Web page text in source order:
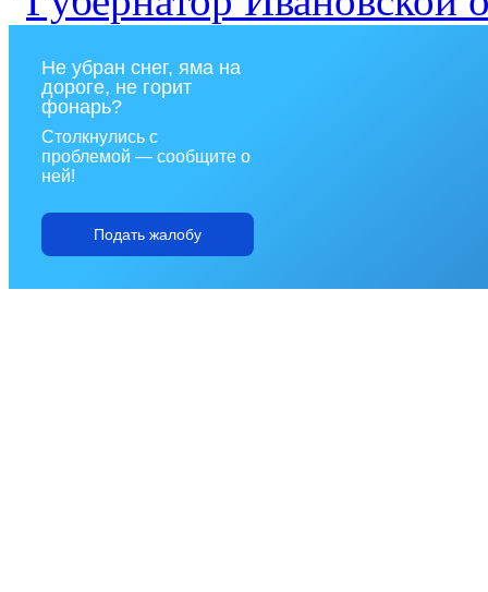
Не убран снег, яма на
дороге, не горит
фонарь?
Столкнулись с
проблемой — сообщите о
ней!
Подать жалобу